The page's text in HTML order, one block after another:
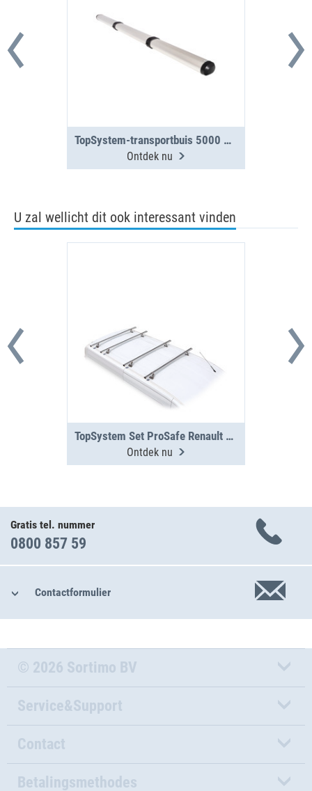
TopSystem-transportbuis 5000 mm, 3 segmenten
Ontdek nu
U zal wellicht dit ook interessant vinden
TopSystem Set ProSafe Renault Trafic 4 dwarsdragers
Ontdek nu
Gratis tel. nummer
0800 857 59
Contactformulier
© 2026 Sortimo BV
Service&Support
Contact
Betalingsmethodes